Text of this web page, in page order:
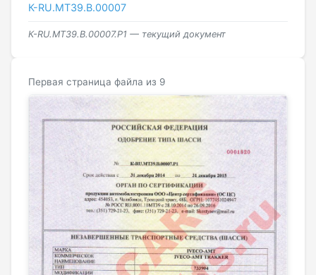
К-RU.МТ39.В.00007
К-RU.МТ39.В.00007.Р1 — текущий документ
Первая страница файла из 9